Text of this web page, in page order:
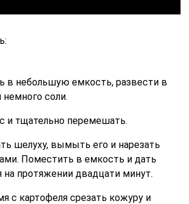
в небольшую емкость, развести в
немного соли.
и тщательно перемешать.
шелуху, вымыть его и нарезать
Поместить в емкость и дать
на протяжении двадцати минут.
с картофеля срезать кожуру и